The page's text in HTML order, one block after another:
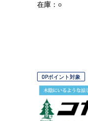
在庫：○
OPポイント対象